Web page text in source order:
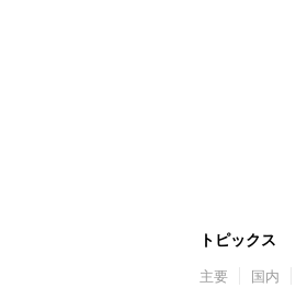
トピックス
主要 国内